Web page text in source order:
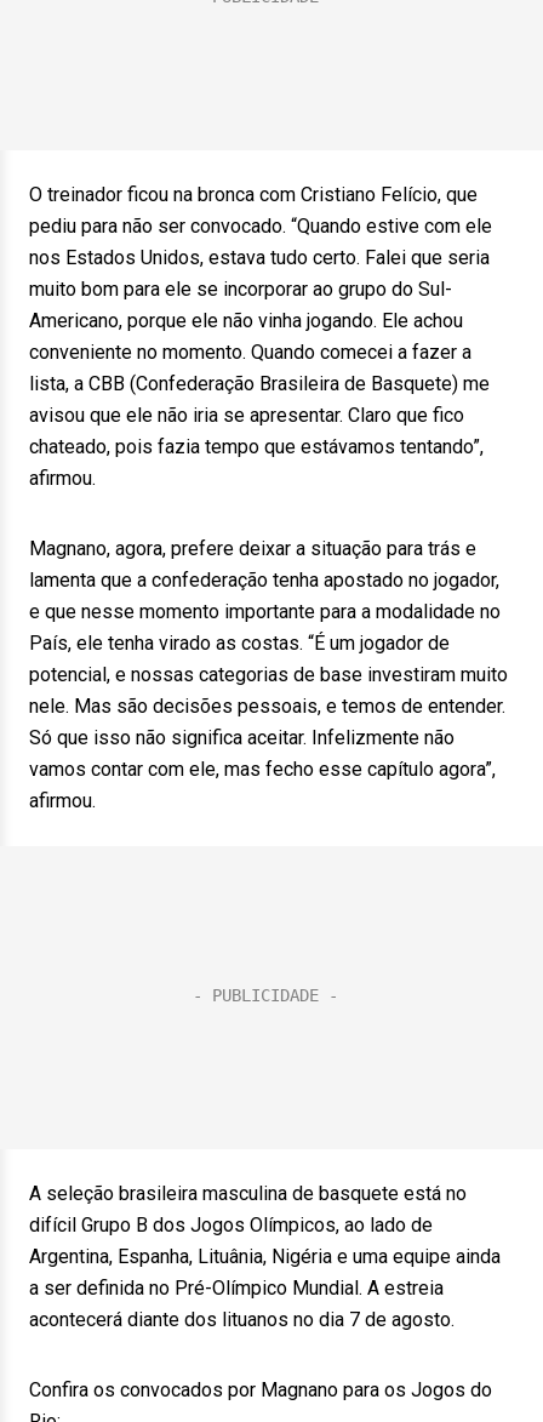
O treinador ficou na bronca com Cristiano Felício, que
pediu para não ser convocado. “Quando estive com ele
nos Estados Unidos, estava tudo certo. Falei que seria
muito bom para ele se incorporar ao grupo do Sul-
Americano, porque ele não vinha jogando. Ele achou
conveniente no momento. Quando comecei a fazer a
lista, a CBB (Confederação Brasileira de Basquete) me
avisou que ele não iria se apresentar. Claro que fico
chateado, pois fazia tempo que estávamos tentando”,
afirmou.
Magnano, agora, prefere deixar a situação para trás e
lamenta que a confederação tenha apostado no jogador,
e que nesse momento importante para a modalidade no
País, ele tenha virado as costas. “É um jogador de
potencial, e nossas categorias de base investiram muito
nele. Mas são decisões pessoais, e temos de entender.
Só que isso não significa aceitar. Infelizmente não
vamos contar com ele, mas fecho esse capítulo agora”,
afirmou.
A seleção brasileira masculina de basquete está no
difícil Grupo B dos Jogos Olímpicos, ao lado de
Argentina, Espanha, Lituânia, Nigéria e uma equipe ainda
a ser definida no Pré-Olímpico Mundial. A estreia
acontecerá diante dos lituanos no dia 7 de agosto.
Confira os convocados por Magnano para os Jogos do